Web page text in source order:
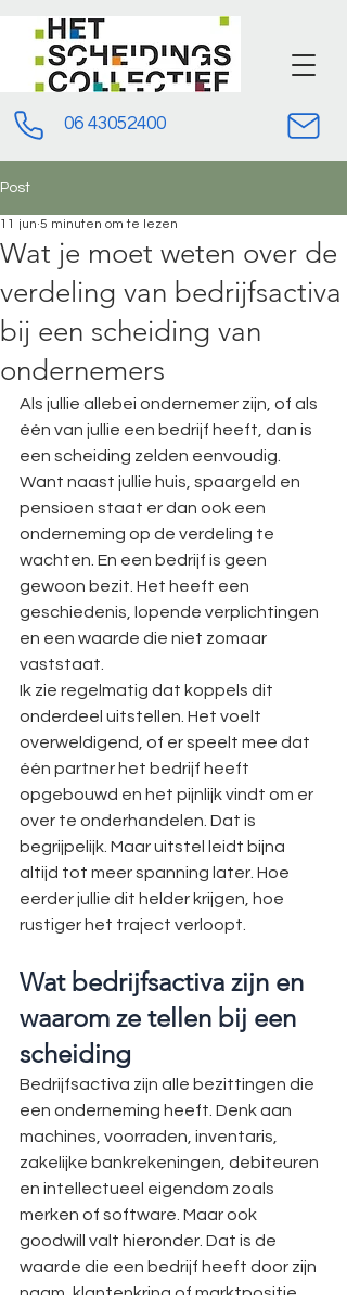
06 43052400
Post
Wat je moet weten over de
verdeling van bedrijfsactiva
bij een scheiding van
ondernemers
11 jun 5 minuten om te lezen
Als jullie allebei ondernemer zijn, of als
één van jullie een bedrijf heeft, dan is
een scheiding zelden eenvoudig.
Want naast jullie huis, spaargeld en
pensioen staat er dan ook een
onderneming op de verdeling te
wachten. En een bedrijf is geen
gewoon bezit. Het heeft een
geschiedenis, lopende verplichtingen
en een waarde die niet zomaar
vaststaat.
Ik zie regelmatig dat koppels dit
onderdeel uitstellen. Het voelt
overweldigend, of er speelt mee dat
één partner het bedrijf heeft
opgebouwd en het pijnlijk vindt om er
over te onderhandelen. Dat is
begrijpelijk. Maar uitstel leidt bijna
altijd tot meer spanning later. Hoe
eerder jullie dit helder krijgen, hoe
rustiger het traject verloopt.
Wat bedrijfsactiva zijn en
waarom ze tellen bij een
scheiding
Bedrijfsactiva zijn alle bezittingen die
een onderneming heeft. Denk aan
machines, voorraden, inventaris,
zakelijke bankrekeningen, debiteuren
en intellectueel eigendom zoals
merken of software. Maar ook
goodwill valt hieronder. Dat is de
waarde die een bedrijf heeft door zijn